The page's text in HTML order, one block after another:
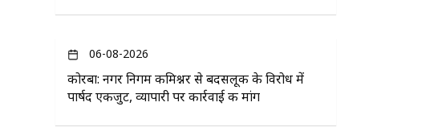
06-08-2026
कोरबा: नगर निगम कमिश्नर से बदसलूकी के विरोध में
पार्षद एकजुट, व्यापारी पर कार्रवाई की मांग